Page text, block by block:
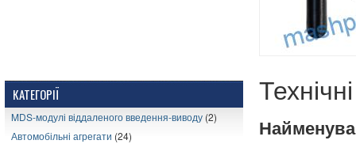
КАТЕГОРІЇ
MDS-модулі віддаленого введення-виводу (2)
Автомобільні агрегати (24)